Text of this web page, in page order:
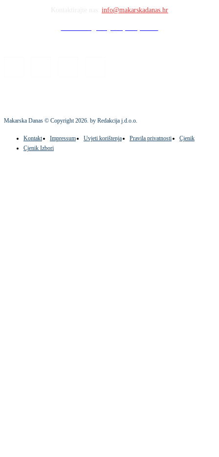
info@makarskadanas.hr
Makarska Danas © Copyright2026. by Redakcija j.d.o.o.
Kontakt Impressum Uvjeti korištenja Pravila privatnosti
Cjenik
Cjenik Izbori